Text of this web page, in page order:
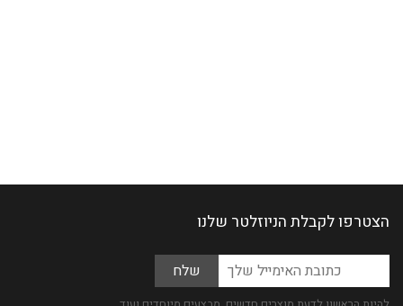
הצטרפו לקבלת הניוזלטר שלנו
Please
this
האימייל